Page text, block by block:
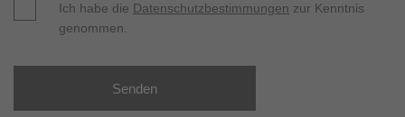
Ich habe die Datenschutzbestimmungen zur Kenntnis
genommen.
Senden